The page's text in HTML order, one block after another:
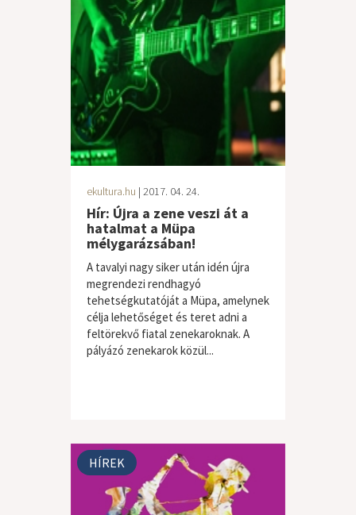
ekultura.hu | 2017. 04. 24.
Hír: Újra a zene veszi át a
hatalmat a Müpa
mélygarázsában!
A tavalyi nagy siker után idén újra
megrendezi rendhagyó
tehetségkutatóját a Müpa, amelynek
célja lehetőséget és teret adni a
feltörekvő fiatal zenekaroknak. A
pályázó zenekarok közül...
HÍREK